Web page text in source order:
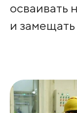
осваивать
и